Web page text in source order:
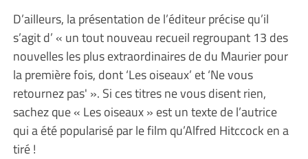
D’ailleurs, la présentation de l’éditeur précise qu’il
s’agit d’ « un tout nouveau recueil regroupant 13 des
nouvelles les plus extraordinaires de du Maurier pour
la première fois, dont ‘Les oiseaux’ et ‘Ne vous
retournez pas' ». Si ces titres ne vous disent rien,
sachez que « Les oiseaux » est un texte de l’autrice
qui a été popularisé par le film qu’Alfred Hitccock en a
tiré !